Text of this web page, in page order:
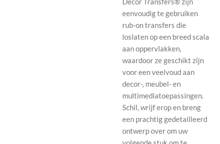
eenvoudig te gebruiken
rub-on transfers die
loslaten op een breed scala
aan oppervlakken,
waardoor ze geschikt zijn
voor een veelvoud aan
decor-, meubel- en
multimediatoepassingen.
Schil, wrijf erop en breng
een prachtig gedetailleerd
ontwerp over om uw